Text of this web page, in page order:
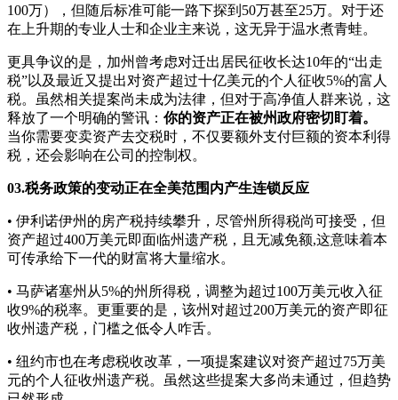
100万），但随后标准可能一路下探到50万甚至25万。对于还
在上升期的专业人士和企业主来说，这无异于温水煮青蛙。
更具争议的是，加州曾考虑对迁出居民征收长达10年的“出走
税”以及最近又提出对资产超过十亿美元的个人征收5%的富人
税。虽然相关提案尚未成为法律，但对于高净值人群来说，这
释放了一个明确的警讯： 你的资产正在被州政府密切盯着。
当你需要变卖资产去交税时，不仅要额外支付巨额的资本利得
税，还会影响在公司的控制权。
03.税务政策的变动正在全美范围内产生连锁反应
• 伊利诺伊州的房产税持续攀升，尽管州所得税尚可接受，但
资产超过400万美元即面临州遗产税，且无减免额,这意味着本
可传承给下一代的财富将大量缩水。
• 马萨诸塞州从5%的州所得税，调整为超过100万美元收入征
收9%的税率。更重要的是，该州对超过200万美元的资产即征
收州遗产税，门槛之低令人咋舌。
• 纽约市也在考虑税收改革，一项提案建议对资产超过75万美
元的个人征收州遗产税。虽然这些提案大多尚未通过，但趋势